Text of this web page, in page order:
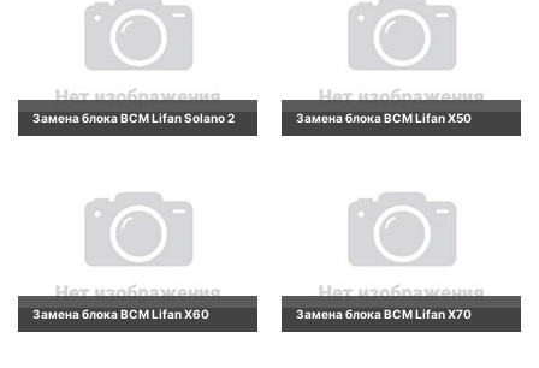
Замена блока BCM Lifan Solano 2 Замена блока BCM Lifan X50
Замена блока BCM Lifan X60 Замена блока BCM Lifan X70